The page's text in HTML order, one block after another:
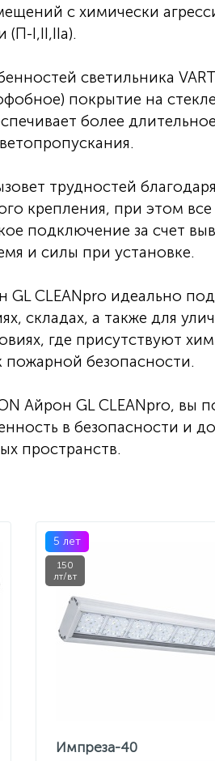
с химически
(П-I,II,IIа).
светильника
покрытие на
более
трудностей
крепления, при этом
подключение за счет
и силы при установке.
GL CLEANpro идеально
складах, а также для
где присутствуют
безопасности.
Айрон GL CLEANpro, вы
в безопасности и
пространств.
5 лет
150
лт/вт
Импреза-40